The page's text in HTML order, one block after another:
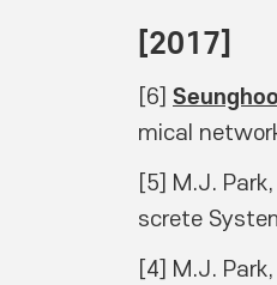
[2017]
[6]
mical
[5] M.J. Park,
screte
[4] M.J. Park,